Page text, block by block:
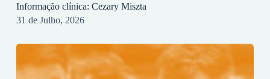
Informação clínica: Cezary Miszta
31 de Julho, 2026